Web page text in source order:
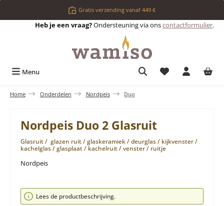
Ga naar de hoofdinhoudGratis verzending vanaf 449 €
Heb je een vraag?Ondersteuning via onscontactformulier.
Menu Je hebt 0 items
Home Onderdelen Nordpeis Duo
Nordpeis Duo 2 Glasruit
Glasruit / glazen ruit / glaskeramiek / deurglas / kijkvenster /
kachelglas / glasplaat / kachelruit / venster / ruitje
Nordpeis
Afbeeldingengalerij overslaan
Lees de productbeschrijving.